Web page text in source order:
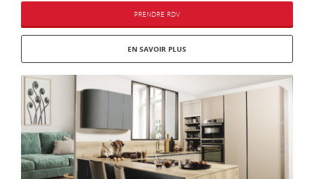
PRENDRE RDV
EN SAVOIR PLUS